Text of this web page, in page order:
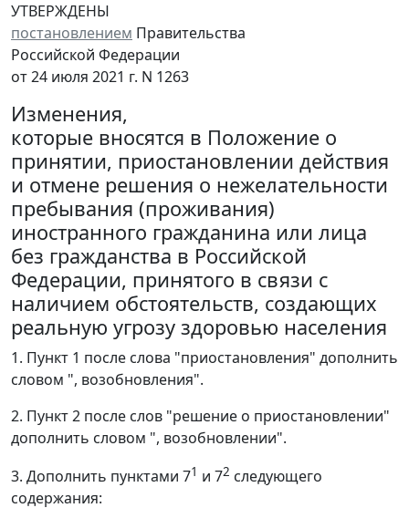
УТВЕРЖДЕНЫ
постановлением Правительства
Российской Федерации
от 24 июля 2021 г. N 1263
Изменения,
которые вносятся в Положение о
принятии, приостановлении действия
и отмене решения о нежелательности
пребывания (проживания)
иностранного гражданина или лица
без гражданства в Российской
Федерации, принятого в связи с
наличием обстоятельств, создающих
реальную угрозу здоровью населения
1. Пункт 1 после слова "приостановления" дополнить
словом ", возобновления".
2. Пункт 2 после слов "решение о приостановлении"
дополнить словом ", возобновлении".
3. Дополнить пунктами 71 и 72 следующего
содержания: